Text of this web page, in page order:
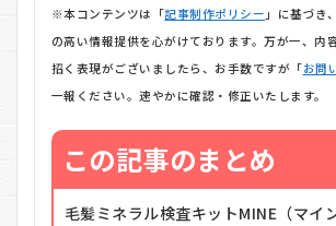
※本コンテンツは「記事制作ポリシー 」に基づき
の高い情報提供を心がけております。万が一、内
招く表現がございましたら、お手数ですが「お問
一報ください。速やかに確認・修正いたします。
この記事のまとめ
毛髪ミネラル検査キットMINE（マイ